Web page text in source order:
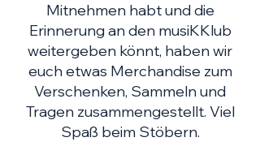
Mitnehmen habt und die
Erinnerung an den musiKKlub
weitergeben könnt, haben wir
euch etwas Merchandise zum
Verschenken, Sammeln und
Tragen zusammengestellt. Viel
Spaß beim Stöbern.